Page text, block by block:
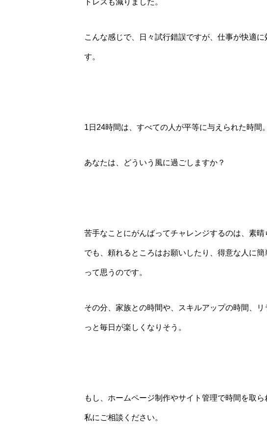
トレスも減りました。
こんな感じで、日々試行錯誤ですが、仕事が快適
す。
1日24時間は、すべての人が平等に与えられた時間。
あなたは、どういう風に過ごしますか？
苦手なことにがんばってチャレンジするのは、素晴
でも、頼れるところはお願いしたり、得意な人に
って思うのです。
その分、家族との時間や、スキルアップの時間、
っと毎日が楽しくなりそう。
もし、ホームページ制作やサイト管理で時間を取ら
私にご相談ください。